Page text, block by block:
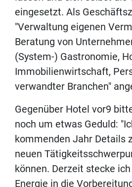
eingesetzt. Als
"Verwaltung eigenen
Beratung von
(System-) Gastronomie,
Immobilienwirtschaft,
verwandter Branchen"
Gegenüber Hotel vor9
noch um etwas Geduld:
kommenden Jahr Details
neuen
können. Derzeit stecke
Energie in die